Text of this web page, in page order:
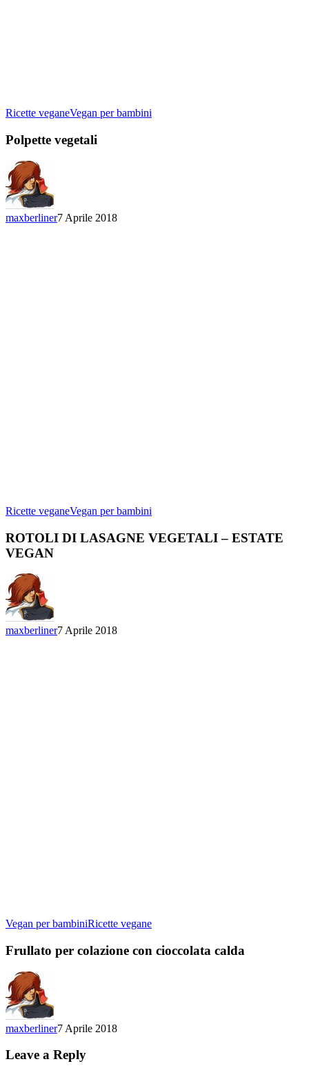
Ricette veganeVegan per bambini
Polpette vegetali
maxberliner7 Aprile 2018
Ricette veganeVegan per bambini
LASAGNE
ROTOLI DI LASAGNE VEGETALI – ESTATE
VEGAN
maxberliner7 Aprile 2018
Vegan per bambiniRicette veganeFrullato
colazione
Frullato per colazione con cioccolata calda
maxberliner7 Aprile 2018
Leave a Reply